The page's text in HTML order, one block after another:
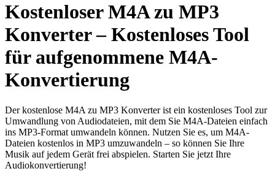
Kostenloser M4A zu MP3
Konverter – Kostenloses Tool
für aufgenommene M4A-
Konvertierung
Der kostenlose M4A zu MP3 Konverter ist ein kostenloses Tool zur
Umwandlung von Audiodateien, mit dem Sie M4A-Dateien einfach
ins MP3-Format umwandeln können. Nutzen Sie es, um M4A-
Dateien kostenlos in MP3 umzuwandeln – so können Sie Ihre
Musik auf jedem Gerät frei abspielen. Starten Sie jetzt Ihre
Audiokonvertierung!